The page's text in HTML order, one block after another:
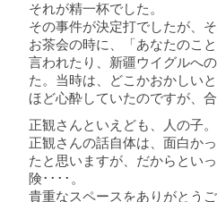
それが精一杯でした。
その事件が決定打でしたが、
お茶会の時に、「あなたのこ
言われたり、新疆ウイグルへ
た。当時は、どこかおかしい
ほど心酔していたのですが、
正観さんといえども、人の子
正観さんの話自体は、面白か
たと思いますが、だからとい
険････。
貴重なスペースをありがとうご